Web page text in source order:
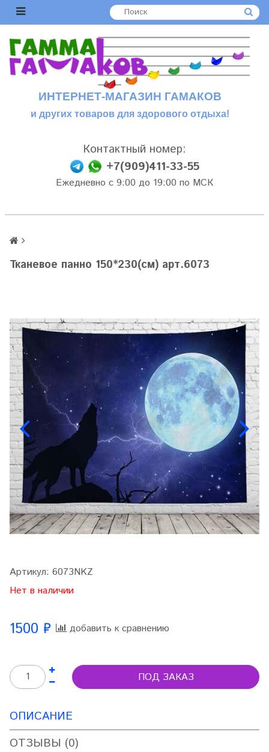
ИНТЕРНЕТ-МАГАЗИН ГАМАКОВ
и других товаров для здорового отдыха!
Контактный номер:
+7(909)411-33-55
Ежедневно с 9:00 до 19:00 по МСК
Тканевое панно 150*230(см) арт.6073
Артикул: 6073NKZ
Нет в наличии
1500 ₽ добавить к сравнению
ПОД ЗАКАЗ
ОПИСАНИЕ
ОТЗЫВЫ (0)